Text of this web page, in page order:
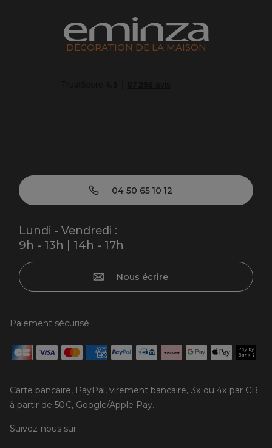
DÉCORATION DE LA MAISON
04 50 65 10 12
Lundi - Vendredi :
9h - 13h | 14h - 17h
Nous écrire
Paiement sécurisé
Carte bancaire, PayPal, virement bancaire, 3x ou 4x par CB
à partir de 50€, Google/Apple Pay.
Suivez-nous sur :